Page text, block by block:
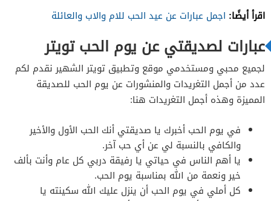
اقرأ أيضًا: اجمل عبارات عن عيد الحب للام والاب والعائلة
عبارات لصديقتي عن يوم الحب تويتر
لجميع محبي ومستخدمي موقع وتطبيق تويتر الشهير نقدم لكم
عدد من أجمل التغريدات والمنشورات عن يوم الحب للصديقة
المميزة وهذه أجمل التغريدات هنا:
في يوم الحب أخبرك يا صديقتي أنك الحب الأول والأخير
والكافي بالنسبة لي عن أي حب آخر.
يا أهم الناس في حياتي يا رفيقة دربي كل عام وأنت بألف
خير ونعمة من الله بمناسبة يوم الحب.
كل أملي في يوم الحب أن ينزل عليك الله سكينته يا